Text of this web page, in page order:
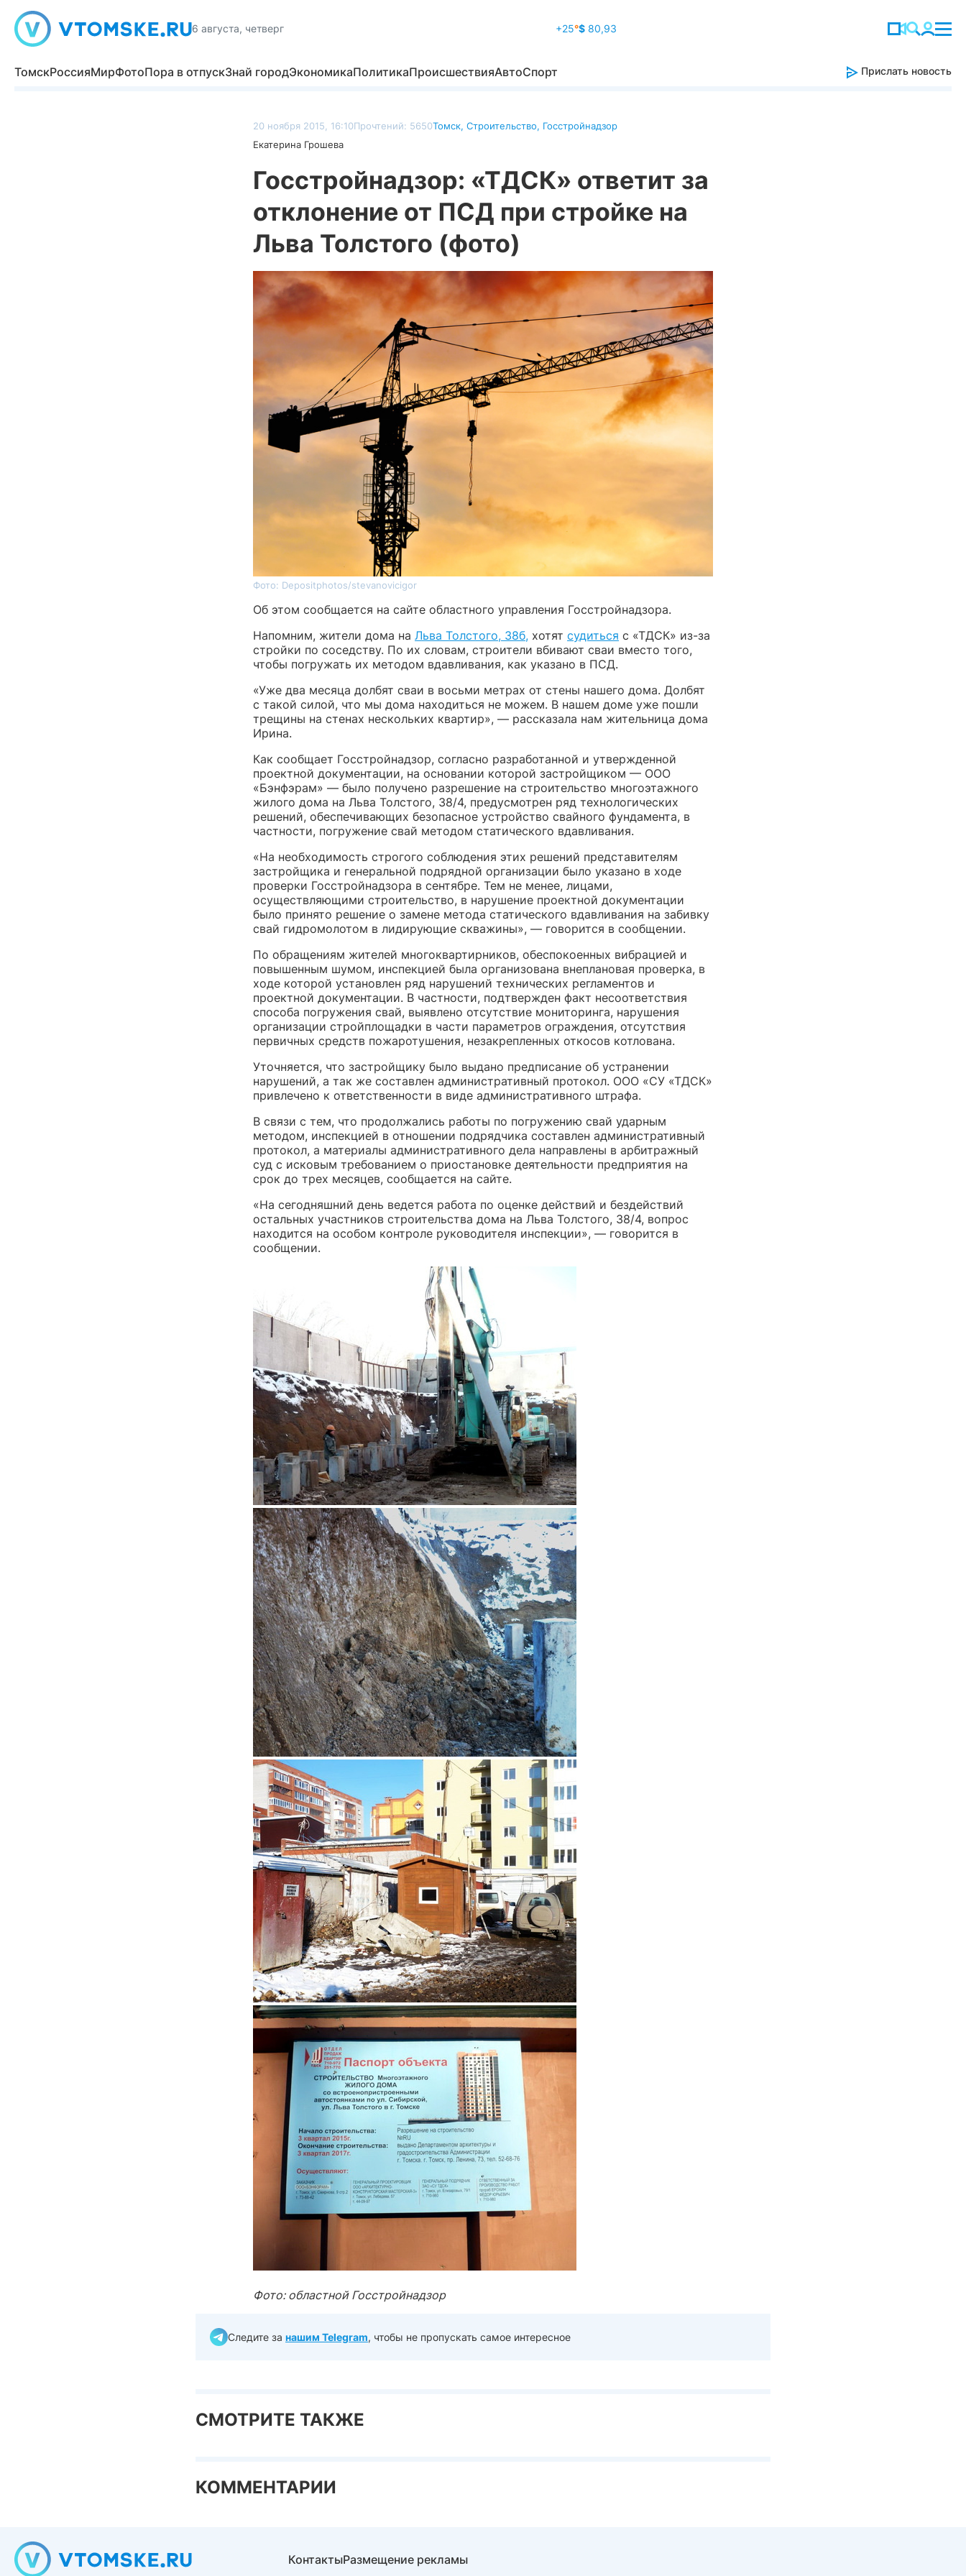
6 августа, четверг +25°$80,93
ТомскРоссияМирФотоПора в отпускЗнай городЭкономикаПолитикаПроисшествияАвтоСпорт Прислать новость
20 ноября 2015, 16:10Прочтений: 5650Томск, Строительство, Госстройнадзор
Екатерина Грошева
Госстройнадзор: «ТДСК» ответит за
отклонение от ПСД при стройке на
Льва Толстого (фото)
Фото: Depositphotos/stevanovicigor
Об этом сообщается на сайте областного управления Госстройнадзора.
Напомним, жители дома на Льва Толстого, 38б, хотят судиться с «ТДСК» из-за
стройки по соседству. По их словам, строители вбивают сваи вместо того,
чтобы погружать их методом вдавливания, как указано в ПСД.
«Уже два месяца долбят сваи в восьми метрах от стены нашего дома. Долбят
с такой силой, что мы дома находиться не можем. В нашем доме уже пошли
трещины на стенах нескольких квартир», — рассказала нам жительница дома
Ирина.
Как сообщает Госстройнадзор, согласно разработанной и утвержденной
проектной документации, на основании которой застройщиком — ООО
«Бэнфэрам» — было получено разрешение на строительство многоэтажного
жилого дома на Льва Толстого, 38/4, предусмотрен ряд технологических
решений, обеспечивающих безопасное устройство свайного фундамента, в
частности, погружение свай методом статического вдавливания.
«На необходимость строгого соблюдения этих решений представителям
застройщика и генеральной подрядной организации было указано в ходе
проверки Госстройнадзора в сентябре. Тем не менее, лицами,
осуществляющими строительство, в нарушение проектной документации
было принято решение о замене метода статического вдавливания на забивку
свай гидромолотом в лидирующие скважины», — говорится в сообщении.
По обращениям жителей многоквартирников, обеспокоенных вибрацией и
повышенным шумом, инспекцией была организована внеплановая проверка, в
ходе которой установлен ряд нарушений технических регламентов и
проектной документации. В частности, подтвержден факт несоответствия
способа погружения свай, выявлено отсутствие мониторинга, нарушения
организации стройплощадки в части параметров ограждения, отсутствия
первичных средств пожаротушения, незакрепленных откосов котлована.
Уточняется, что застройщику было выдано предписание об устранении
нарушений, а так же составлен административный протокол. ООО «СУ «ТДСК»
привлечено к ответственности в виде административного штрафа.
В связи с тем, что продолжались работы по погружению свай ударным
методом, инспекцией в отношении подрядчика составлен административный
протокол, а материалы административного дела направлены в арбитражный
суд с исковым требованием о приостановке деятельности предприятия на
срок до трех месяцев, сообщается на сайте.
«На сегодняшний день ведется работа по оценке действий и бездействий
остальных участников строительства дома на Льва Толстого, 38/4, вопрос
находится на особом контроле руководителя инспекции», — говорится в
сообщении.
Фото: областной Госстройнадзор
Следите за нашим Telegram, чтобы не пропускать самое интересное
СМОТРИТЕ ТАКЖЕ
КОММЕНТАРИИ
КонтактыРазмещение рекламы